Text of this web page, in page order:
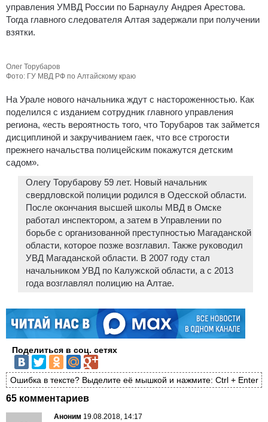
управления УМВД России по Барнаулу Андрея Арестова.
Тогда главного следователя Алтая задержали при получении
взятки.
Олег Торубаров
Фото: ГУ МВД РФ по Алтайскому краю
На Урале нового начальника ждут с настороженностью. Как
поделился с изданием сотрудник главного управления
региона, «есть вероятность того, что Торубаров так займется
дисциплиной и закручиванием гаек, что все строгости
прежнего начальства полицейским покажутся детским
садом».
Олегу Торубарову 59 лет. Новый начальник
свердловской полиции родился в Одесской области.
После окончания высшей школы МВД в Омске
работал инспектором, а затем в Управлении по
борьбе с организованной преступностью Магаданской
области, которое позже возглавил. Также руководил
УВД Магаданской области. В 2007 году стал
начальником УВД по Калужской области, а с 2013
года возглавлял полицию на Алтае.
Поделиться в соц. сетях
Ошибка в тексте? Выделите её мышкой и нажмите: Ctrl + Enter
65 комментариев
Аноним 19.08.2018, 14:17